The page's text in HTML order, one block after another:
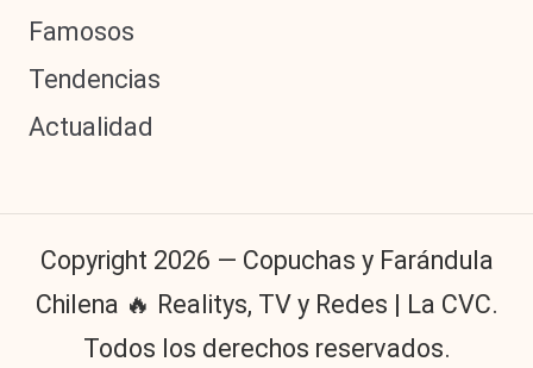
Famosos
Tendencias
Actualidad
Copyright 2026 — Copuchas y Farándula
Chilena 🔥 Realitys, TV y Redes | La CVC.
Todos los derechos reservados.